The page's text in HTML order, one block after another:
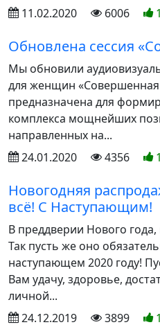
11.02.2020
6006
Обновлена сессия
Мы обновили
для женщин «Совершенная
предназначена для
комплекса мощнейших
направленных на...
24.01.2020
4356
Новогодняя
всё! С Наступающим!
В преддверии Нового года,
Так пусть же оно
наступающем 2020 году!
Вам удачу, здоровье,
личной...
24.12.2019
3899